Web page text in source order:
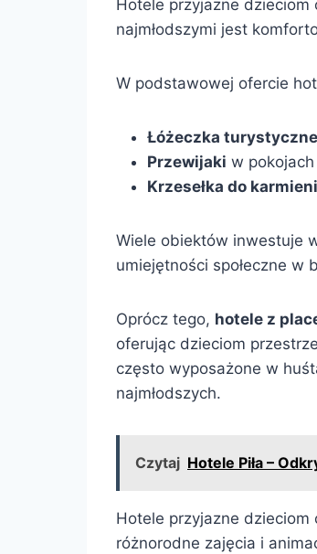
Hotele przyjazne
najmłodszymi jest
W podstawowej ofercie
Łóżeczka turystyczne
Przewijaki w
Krzesełka do
Wiele obiektów inwestuje
umiejętności społeczne w
Oprócz tego, hotele z
oferując dzieciom
często wyposażone w
najmłodszych.
Czytaj Hotele Piła –
Hotele przyjazne dzieciom
różnorodne zajęcia i